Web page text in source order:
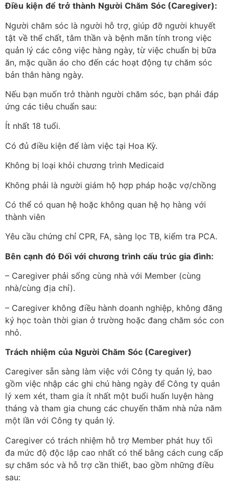
Điều kiện để trở thành Người Chăm Sóc (Caregiver):
Người chăm sóc là người hỗ trợ, giúp đỡ người khuyết
tật về thể chất, tâm thần và bệnh mãn tính trong việc
quản lý các công việc hàng ngày, từ việc chuẩn bị bữa
ăn, mặc quần áo cho đến các hoạt động tự chăm sóc
bản thân hàng ngày.
Nếu bạn muốn trở thành người chăm sóc, bạn phải đáp
ứng các tiêu chuẩn sau:
Ít nhất 18 tuổi.
Có đủ điều kiện để làm việc tại Hoa Kỳ.
Không bị loại khỏi chương trình Medicaid
Không phải là người giám hộ hợp pháp hoặc vợ/chồng
Có thể có quan hệ hoặc không quan hệ họ hàng với
thành viên
Yêu cầu chứng chỉ CPR, FA, sàng lọc TB, kiểm tra PCA.
Bên cạnh đó Đối với chương trình cấu trúc gia đình:
– Caregiver phải sống cùng nhà với Member (cùng
nhà/cùng địa chỉ).
– Caregiver không điều hành doanh nghiệp, không đăng
ký học toàn thời gian ở trường hoặc đang chăm sóc con
nhỏ.
Trách nhiệm của Người Chăm Sóc (Caregiver)
Caregiver sẵn sàng làm việc với Công ty quản lý, bao
gồm việc nhập các ghi chú hàng ngày để Công ty quản
lý xem xét, tham gia ít nhất một buổi huấn luyện hàng
tháng và tham gia chung các chuyến thăm nhà nửa năm
một lần với Công ty quản lý.
Caregiver có trách nhiệm hỗ trợ Member phát huy tối
đa mức độ độc lập cao nhất có thể bằng cách cung cấp
sự chăm sóc và hỗ trợ cần thiết, bao gồm những điều
sau: